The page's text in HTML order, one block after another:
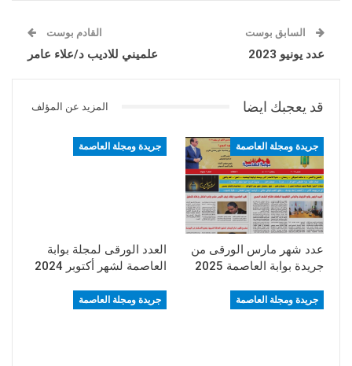
السابق بوست
عدد يونيو 2023
القادم بوست
علميني للاديب د/علاء عامر
قد يعجبك ايضا المزيد عن المؤلف
جريدة ومجلة العاصمة
عدد شهر مارس الورقى من
جريدة بوابة العاصمة 2025
جريدة ومجلة العاصمة
العدد الورقى لمجلة بوابة
العاصمة لشهر أكتوبر 2024
جريدة ومجلة العاصمة جريدة ومجلة العاصمة